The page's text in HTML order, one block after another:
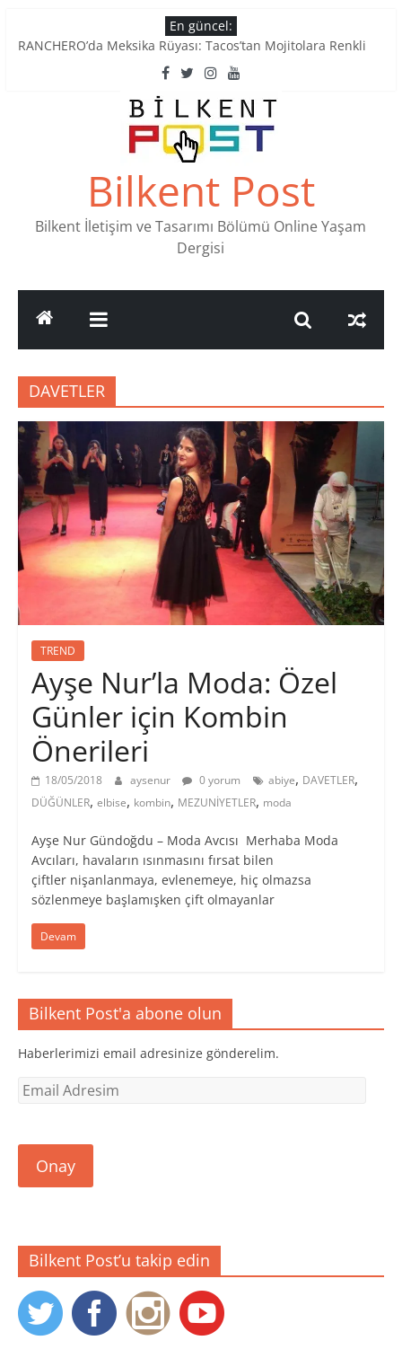
to
En güncel:
RANCHERO’da Meksika Rüyası: Tacos’tan Mojitolara Renkli
Ankara’nın Ruhunu Notalarda Yaşatan 4 Müzik Durağı
Pullardaki tarih: PTT Pul Müzesi
Stamp Collectors Unite: Places to Find Stamps in Ankara
Tatlı Konuşalım: Ankara’nın 4 Köklü Pastanesi
Bilkent Post
Bilkent İletişim ve Tasarımı Bölümü Online Yaşam
Dergisi
DAVETLER
TREND
Ayşe Nur’la Moda: Özel
Günler için Kombin
Önerileri
18/05/2018 aysenur 0 yorum abiye, DAVETLER,
DÜĞÜNLER, elbise, kombin, MEZUNİYETLER, moda
Ayşe Nur Gündoğdu – Moda Avcısı Merhaba Moda
Avcıları, havaların ısınmasını fırsat bilen
çiftler nişanlanmaya, evlenemeye, hiç olmazsa
sözlenmeye başlamışken çift olmayanlar
Devam
Bilkent Post'a abone olun
Haberlerimizi email adresinize gönderelim.
Email
Onay
Bilkent Post’u takip edin